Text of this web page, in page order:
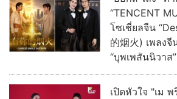
“TENCENT
โซเชี่ยลจีน
的烟火) เพลง
“บุพเพสันนิวาส”
เปิดหัวใจ "เม